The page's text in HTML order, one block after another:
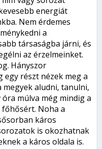
energiát
Nem érdemes
a
társaságba járni, és
az érzelmeinket.
Hányszor
részt nézek meg a
aludni, tanulni,
múlva még mindig a
Noha a
káros
is okozhatnak
a káros oldala is.